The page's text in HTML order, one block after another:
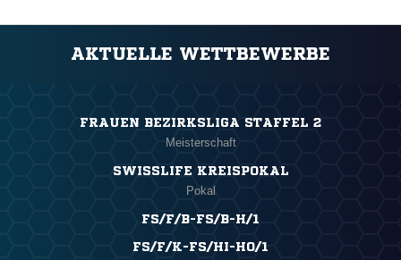
AKTUELLE WETTBEWERBE
FRAUEN BEZIRKSLIGA STAFFEL 2
Meisterschaft
SWISSLIFE KREISPOKAL
Pokal
FS/F/B-FS/B-H/1
FS/F/K-FS/HI-HO/1